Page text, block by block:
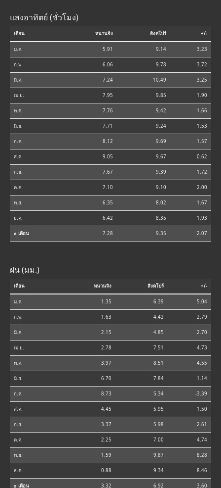
แสงอาทิตย์ (ชั่วโมง)
เดือน หนานจิง สิงคโปร์ +/-
ม.ค. 5.91 9.14 3.23
ก.พ. 6.06 9.78 3.72
มี.ค. 7.24 10.49 3.25
เม.ย. 7.95 9.85 1.90
พ.ค. 7.76 9.42 1.66
มิ.ย. 7.71 9.24 1.53
ก.ค. 8.12 9.69 1.57
ส.ค. 9.05 9.67 0.62
ก.ย. 7.67 9.39 1.72
ต.ค. 7.10 9.10 2.00
พ.ย. 6.35 8.02 1.67
ธ.ค. 6.42 8.35 1.93
⌀ เดือน 7.28 9.35 2.07
ฝน (มม.)
เดือน หนานจิง สิงคโปร์ +/-
ม.ค. 1.35 6.39 5.04
ก.พ. 1.63 4.42 2.79
มี.ค. 2.15 4.85 2.70
เม.ย. 2.78 7.51 4.73
พ.ค. 3.97 8.51 4.55
มิ.ย. 6.70 7.84 1.14
ก.ค. 8.73 5.34 -3.39
ส.ค. 4.45 5.95 1.50
ก.ย. 3.37 5.98 2.61
ต.ค. 2.25 7.00 4.74
พ.ย. 1.59 9.87 8.28
ธ.ค. 0.88 9.34 8.46
⌀ เดือน 3.32 6.92 3.60